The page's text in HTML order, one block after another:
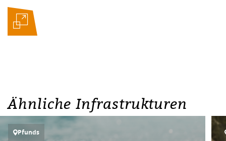
Ähnliche Infrastrukturen
Pfunds